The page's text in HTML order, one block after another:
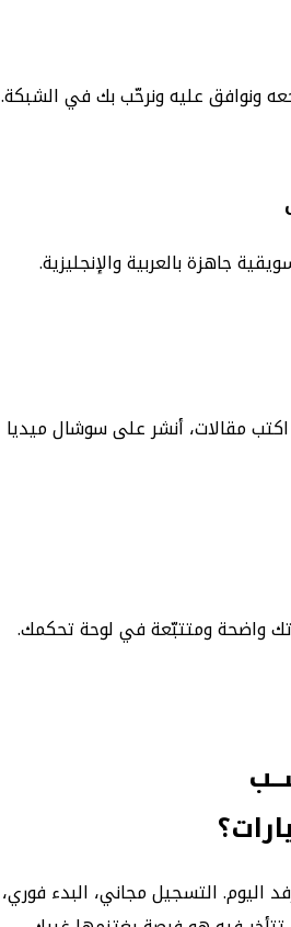
ونوافق عليه ونرحّب بك في الشبكة.
جاهزة بالعربية والإنجليزية.
مقالات، أنشر على سوشال ميديا
واضحة ومتتبّعة في لوحة تحكمك.
اليوم. التسجيل مجاني، البدء فوري،